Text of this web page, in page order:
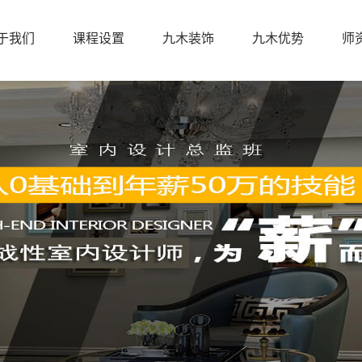
我们 课程设置 九木装饰 九木优势 师